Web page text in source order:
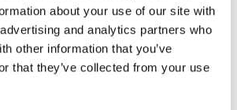
about your use of our site with
and analytics partners who
other information that you’ve
that they’ve collected from your use
ai 16 anni, dichiaro di acconsentire
dati personali in conformità
.
servizi a marchio MyES